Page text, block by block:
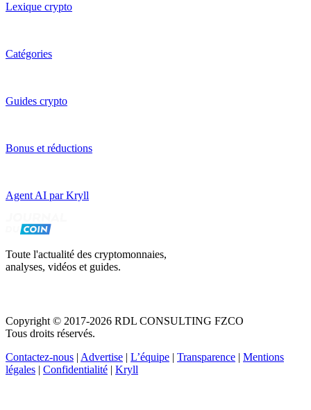
Lexique crypto
Catégories
Guides crypto
Bonus et réductions
Agent AI par Kryll
Toute l'actualité des cryptomonnaies,
analyses, vidéos et guides.
Copyright © 2017-2026 RDL CONSULTING FZCO
Tous droits réservés.
Contactez-nous | Advertise | L’équipe | Transparence | Mentions
légales | Confidentialité | Kryll